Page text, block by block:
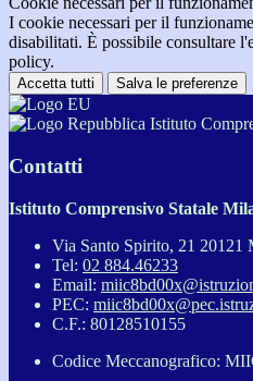
I cookie necessari per il
disabilitati. È possibile consultare
policy.
Accetta tutti Salva le preferenze
Istituto
Contatti
Istituto Comprensivo Statale
Via Santo Spirito, 21 20121
Tel: 02 884.46233
Email:
PEC:
C.F.: 80128510155
Codice Meccanografico: